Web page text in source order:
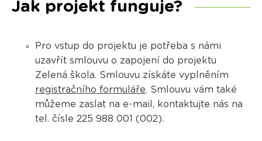
Jak projekt funguje?
Pro vstup do projektu je potřeba s námi
uzavřít smlouvu o zapojení do projektu
Zelená škola. Smlouvu získáte vyplněním
registračního formuláře. Smlouvu vám také
můžeme zaslat na e-mail, kontaktujte nás na
tel. čísle 225 988 001 (002).